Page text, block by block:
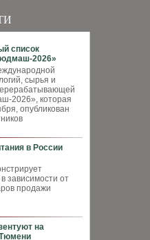
список
2026»
сырья и
2026», которая
опубликован
в России
зависимости от
продажи
на